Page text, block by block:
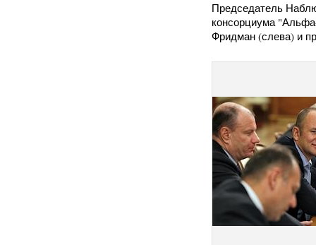
Председатель
консорциума
Фридман (слева) и